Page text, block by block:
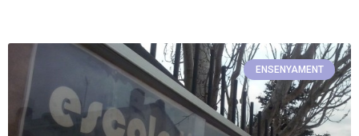
ENSENYAMENT